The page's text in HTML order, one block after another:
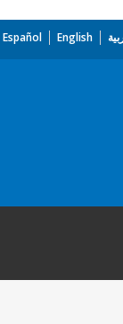
English
Español